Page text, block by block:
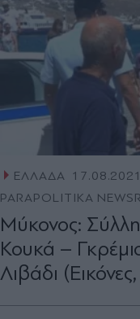
ΕΛΛΑΔΑ
PARAPOLITIKA
Μύκονος:
Κουκά –
Λιβάδι